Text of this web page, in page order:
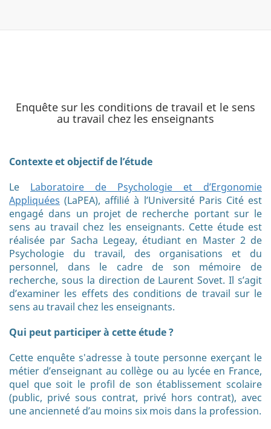
Enquête sur les conditions de travail et le sens
au travail chez les enseignants
Contexte et objectif de l’étude
Le Laboratoire de Psychologie et d’Ergonomie
Appliquées (LaPEA), affilié à l’Université Paris Cité est
engagé dans un projet de recherche portant sur le
sens au travail chez les enseignants. Cette étude est
réalisée par Sacha Legeay, étudiant en Master 2 de
Psychologie du travail, des organisations et du
personnel, dans le cadre de son mémoire de
recherche, sous la direction de Laurent Sovet. Il s’agit
d’examiner les effets des conditions de travail sur le
sens au travail chez les enseignants.
Qui peut participer à cette étude ?
Cette enquête s'adresse à toute personne exerçant le
métier d’enseignant au collège ou au lycée en France,
quel que soit le profil de son établissement scolaire
(public, privé sous contrat, privé hors contrat), avec
une ancienneté d’au moins six mois dans la profession.